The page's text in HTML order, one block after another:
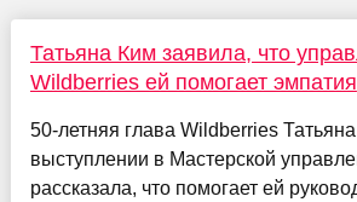
Татьяна Ким заявила, что
Wildberries ей помогает эмпатия
50-летняя глава Wildberries
выступлении в Мастерской
рассказала, что помогает ей